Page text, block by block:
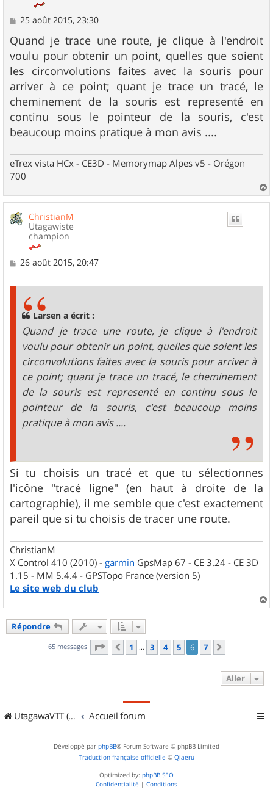
M
s
s
a
g
e
25 août 2015, 23:30
Quand je trace une route, je clique à l'endroit
voulu pour obtenir un point, quelles que soient
les circonvolutions faites avec la souris pour
arriver à ce point; quant je trace un tracé, le
cheminement de la souris est representé en
continu sous le pointeur de la souris, c'est
beaucoup moins pratique à mon avis ....
eTrex vista HCx - CE3D - Memorymap Alpes v5 - Orégon
700
a
ChristianM
Utagawiste
champion
M
26 août 2015, 20:47
Larsen a écrit :
Quand je trace une route, je clique à l'endroit
voulu pour obtenir un point, quelles que soient les
circonvolutions faites avec la souris pour arriver à
ce point; quant je trace un tracé, le cheminement
de la souris est representé en continu sous le
pointeur de la souris, c'est beaucoup moins
pratique à mon avis ....
Si tu choisis un tracé et que tu sélectionnes
l'icône "tracé ligne" (en haut à droite de la
cartographie), il me semble que c'est exactement
pareil que si tu choisis de tracer une route.
ChristianM
X Control 410 (2010) - garmin GpsMap 67 - CE 3.24 - CE 3D
1.15 - MM 5.4.4 - GPSTopo France (version 5)
Le site web du club
a
Répondre
65 messages Page 6sur 7
Précédent
1 … 3 4 5 6 7
Aller
UtagawaVTT (Randos VTT et VTTAE avec traces GPS) Accueil forum
Développé par phpBB® Forum Software © phpBB Limited
Traduction française officielle © Qiaeru
Optimized by: phpBB SEO
Confidentialité | Conditions